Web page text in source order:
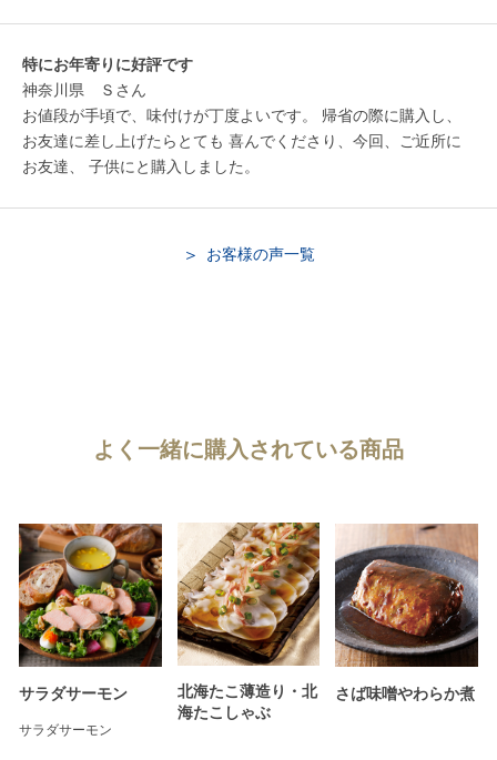
特にお年寄りに好評です
神奈川県 Ｓさん
お値段が手頃で、味付けが丁度よいです。 帰省の際に購入し、
お友達に差し上げたらとても 喜んでくださり、今回、ご近所に
お友達、 子供にと購入しました。
お客様の声一覧
よく一緒に購入されている商品
サラダサーモン
サラダサーモン
北海たこ薄造り・北
海たこしゃぶ
さば味噌やわらか煮